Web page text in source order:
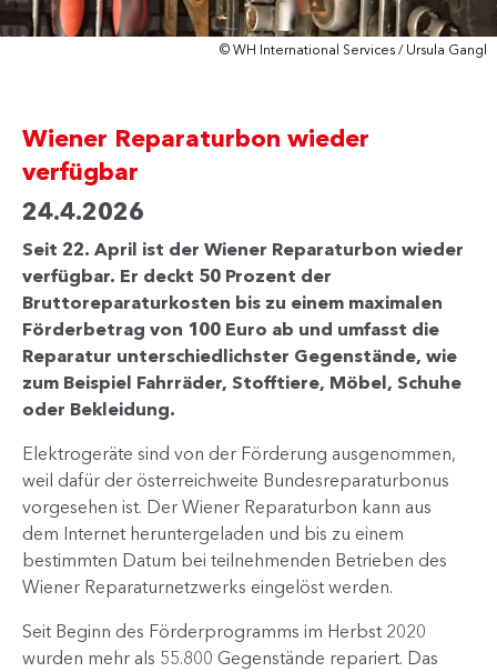
© WH International Services / Ursula Gangl
Wiener Reparaturbon wieder
verfügbar
24.4.2026
Seit 22. April ist der Wiener Reparaturbon wieder
verfügbar. Er deckt 50 Prozent der
Bruttoreparaturkosten bis zu einem maximalen
Förderbetrag von 100 Euro ab und umfasst die
Reparatur unterschiedlichster Gegenstände, wie
zum Beispiel Fahrräder, Stofftiere, Möbel, Schuhe
oder Bekleidung.
Elektrogeräte sind von der Förderung ausgenommen,
weil dafür der österreichweite Bundesreparaturbonus
vorgesehen ist. Der Wiener Reparaturbon kann aus
dem Internet heruntergeladen und bis zu einem
bestimmten Datum bei teilnehmenden Betrieben des
Wiener Reparaturnetzwerks eingelöst werden.
Seit Beginn des Förderprogramms im Herbst 2020
wurden mehr als 55.800 Gegenstände repariert. Das